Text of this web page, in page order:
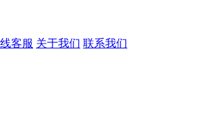
客服 关于我们 联系我们